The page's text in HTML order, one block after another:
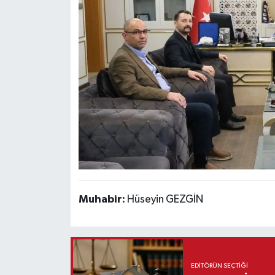
Muhabir: Hüseyin GEZGİN
EDITÖRÜN SEÇTIĞI